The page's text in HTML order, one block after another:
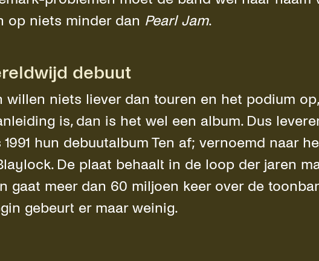
op niets minder dan Pearl Jam.
debuut
willen niets liever dan touren en het podium
is, dan is het wel een album. Dus
1991 hun debuutalbum Ten af; vernoemd naar
De plaat behaalt in de loop der jaren
gaat meer dan 60 miljoen keer over de
gebeurt er maar weinig.